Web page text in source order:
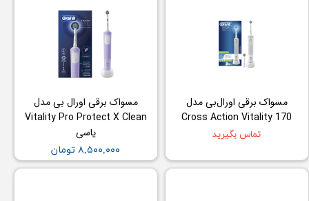
مسواک برقی اورال‌بی مدل
Cross Action Vitality 170
تماس بگیرید
مسواک برقی اورال بی مدل
Vitality Pro Protect X Clean
یاسی
۸,۵۰۰,۰۰۰ تومان